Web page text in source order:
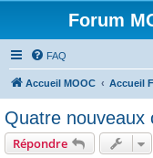
Forum
FAQ
Accueil MOOC Accueil
Quatre nouveaux
Répondre